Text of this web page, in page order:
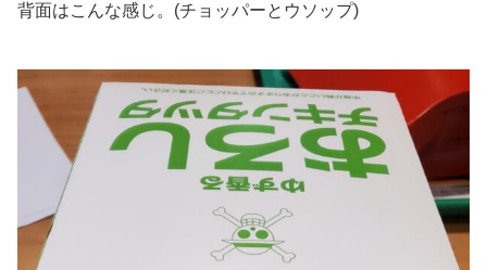
背面はこんな感じ。(チョッパーとウソップ)